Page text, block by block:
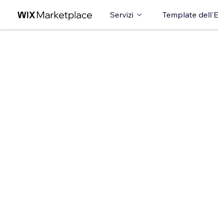
Servizi Template